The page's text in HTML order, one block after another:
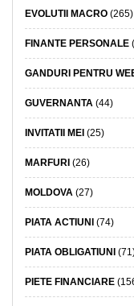
EVOLUTII MACRO (265)
FINANTE PERSONALE
GANDURI PENTRU
GUVERNANTA (44)
INVITATII MEI (25)
MARFURI (26)
MOLDOVA (27)
PIATA ACTIUNI (74)
PIATA OBLIGATIUNI
PIETE FINANCIARE